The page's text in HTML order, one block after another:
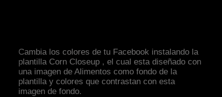
Cambia los colores de tu Facebook instalando la
plantilla Corn Closeup , el cual esta diseñado con
una imagen de Alimentos como fondo de la
plantilla y colores que contrastan con esta
imagen de fondo.